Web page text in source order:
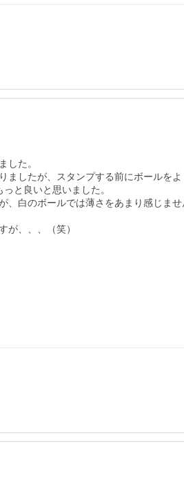
した。
したが、スタンプする前にボールをよ
と良いと思いました。
白のボールでは薄さをあまり感じませ
が、、、（笑）